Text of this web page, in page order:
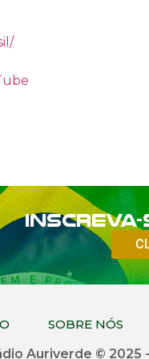
Inscreva-
SOBRE NÓS
Auriverde © 2025